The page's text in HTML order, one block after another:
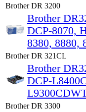
Brother DR 3200
Brother
DCP-8070,
8380, 8880,
Brother DR 321CL
Brother
DCP-
Brother DR 3300